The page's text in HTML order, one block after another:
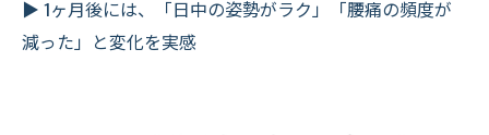
▶ 1ヶ月後には、「日中の姿勢がラク」「腰痛の頻度が
減った」と変化を実感